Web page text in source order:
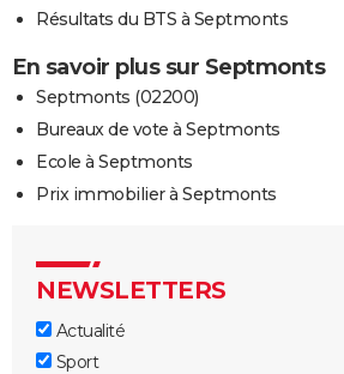
Résultats du BTS à Septmonts
En savoir plus sur Septmonts
Septmonts (02200)
Bureaux de vote à Septmonts
Ecole à Septmonts
Prix immobilier à Septmonts
NEWSLETTERS
Actualité
Sport